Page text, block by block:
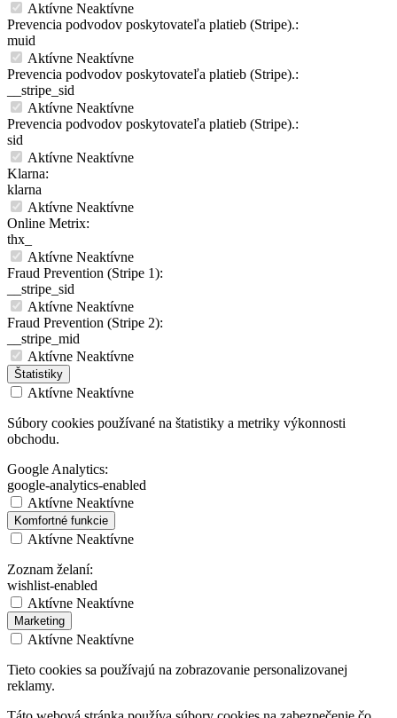
Aktívne Neaktívne
Prevencia podvodov poskytovateľa platieb (Stripe).:
muid
Aktívne Neaktívne
Prevencia podvodov poskytovateľa platieb (Stripe).:
__stripe_sid
Aktívne Neaktívne
Prevencia podvodov poskytovateľa platieb (Stripe).:
sid
Aktívne Neaktívne
Klarna:
klarna
Aktívne Neaktívne
Online Metrix:
thx_
Aktívne Neaktívne
Fraud Prevention (Stripe 1):
__stripe_sid
Aktívne Neaktívne
Fraud Prevention (Stripe 2):
__stripe_mid
Aktívne Neaktívne
Štatistiky
Aktívne Neaktívne
Súbory cookies používané na štatistiky a metriky výkonnosti
obchodu.
Google Analytics:
google-analytics-enabled
Aktívne Neaktívne
Komfortné funkcie
Aktívne Neaktívne
Zoznam želaní:
wishlist-enabled
Aktívne Neaktívne
Marketing
Aktívne Neaktívne
Tieto cookies sa používajú na zobrazovanie personalizovanej
reklamy.